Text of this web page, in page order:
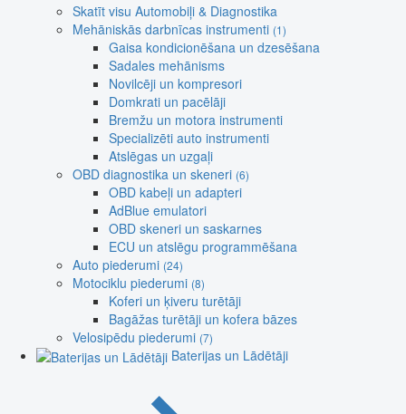
Skatīt visu Automobiļi & Diagnostika
Mehāniskās darbnīcas instrumenti (1)
Gaisa kondicionēšana un dzesēšana
Sadales mehānisms
Novilcēji un kompresori
Domkrati un pacēlāji
Bremžu un motora instrumenti
Specializēti auto instrumenti
Atslēgas un uzgaļi
OBD diagnostika un skeneri (6)
OBD kabeļi un adapteri
AdBlue emulatori
OBD skeneri un saskarnes
ECU un atslēgu programmēšana
Auto piederumi (24)
Motociklu piederumi (8)
Koferi un ķiveru turētāji
Bagāžas turētāji un kofera bāzes
Velosipēdu piederumi (7)
Baterijas un Lādētāji